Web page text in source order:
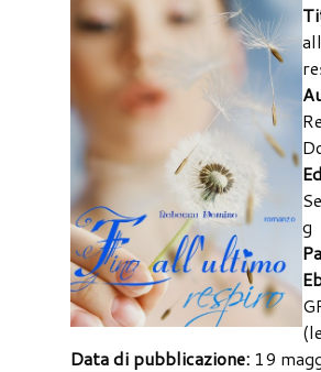
g
Data di pubblicazione: 19